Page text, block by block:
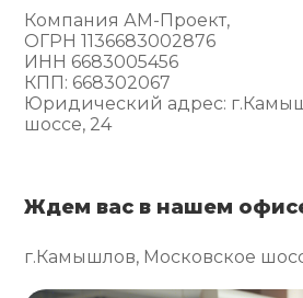
Компания АМ-Проект,
ОГРН 1136683002876
ИНН 6683005456
КПП: 668302067
Юридический адрес:
шоссе, 24
Ждем вас в нашем
г.Камышлов, Московское